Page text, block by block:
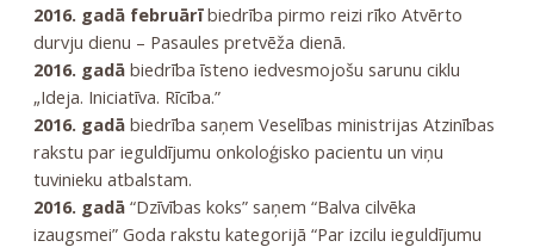
2016. gadā februārībiedrība pirmo reizi rīko Atvērto
durvju dienu – Pasaules pretvēža dienā.
2016. gadābiedrība īsteno iedvesmojošu sarunu ciklu
„Ideja. Iniciatīva. Rīcība.”
2016. gadābiedrība saņem Veselības ministrijas Atzinības
rakstu par ieguldījumu onkoloģisko pacientu un viņu
tuvinieku atbalstam.
2016. gadā“Dzīvības koks” saņem “Balva cilvēka
izaugsmei” Goda rakstu kategorijā “Par izcilu ieguldījumu